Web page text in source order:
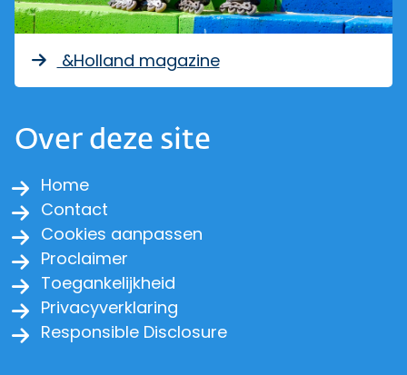
&Holland magazine
Over deze site
Home
Contact
Cookies aanpassen
Proclaimer
Toegankelijkheid
Privacyverklaring
Responsible Disclosure